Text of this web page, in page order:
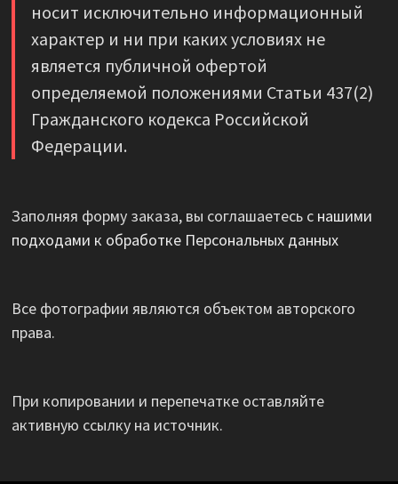
носит исключительно информационный
характер и ни при каких условиях не
является публичной офертой
определяемой положениями Статьи 437(2)
Гражданского кодекса Российской
Федерации.
Заполняя форму заказа, вы соглашаетесь с нашими
подходами к обработке Персональных данных
Все фотографии являются объектом авторского
права.
При копировании и перепечатке оставляйте
активную ссылку на источник.